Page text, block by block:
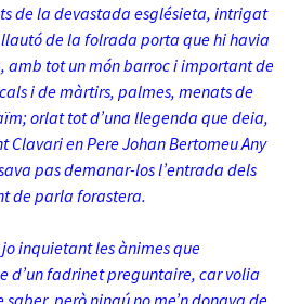
de la devastada esglésieta, intrigat
de la folrada porta que hi havia
amb tot un món barroc i important de
i de màrtirs, palmes, menats de
orlat tot d’una llegenda que deia,
Clavari en Pere Johan Bertomeu Any
pas demanar-los l’entrada dels
de parla forastera.
inquietant les ànimes que
d’un fadrinet preguntaire, car volia